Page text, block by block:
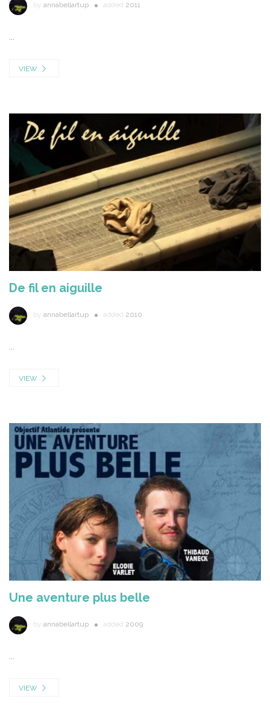
by annabellartup added 2011
VIEW
De fil en aiguille
by annabellartup added 2010
VIEW
Une aventure plus belle
by annabellartup added 2009
...
VIEW